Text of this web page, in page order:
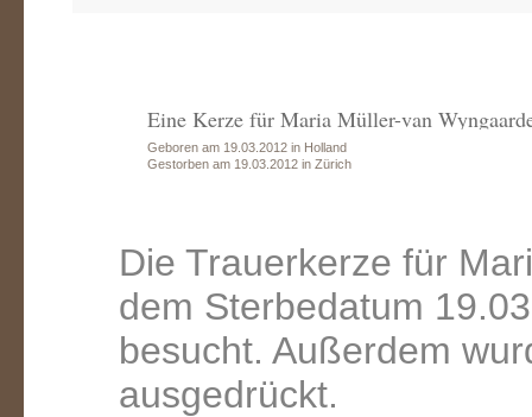
Eine Kerze für Maria Müller-van
Geboren am 19.03.2012 in Holland
Gestorben am 19.03.2012 in Zürich
Die Trauerkerze für
dem Sterbedatum
besucht. Außerdem
ausgedrückt.